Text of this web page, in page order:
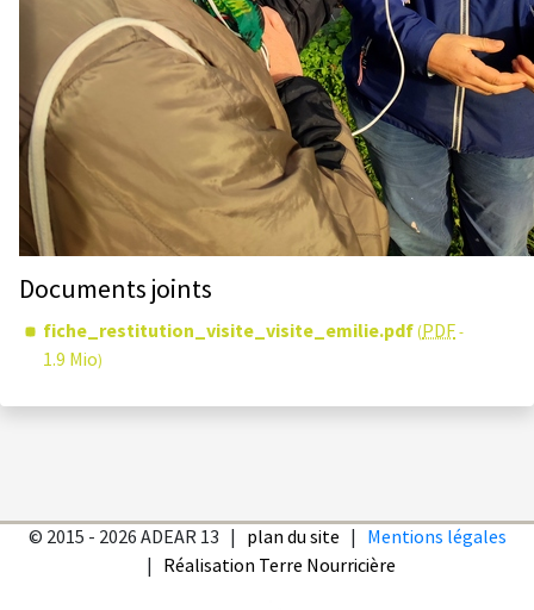
Documents joints
fiche_restitution_visite_visite_emilie.pdf(PDF-
1.9 Mio)
© 2015 - 2026 ADEAR 13 | plan du site
Mentions légales
Réalisation Terre Nourricière